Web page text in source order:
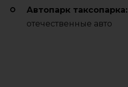
Автопарк таксопарка:
отечественные авто